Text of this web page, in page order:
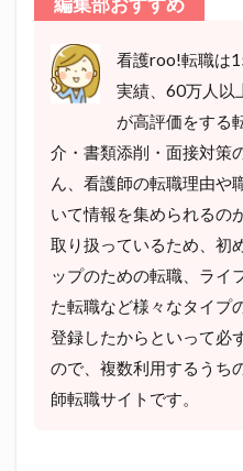
看護roo!転職は
実績、60万人以
が高評価をする
介・書類添削・面接対策
ん、看護師の転職理由や
いて情報を集められるの
取り扱っているため、初
ップのための転職、ライ
た転職など様々なタイプ
登録したからといって必
ので、複数利用するうち
師転職サイトです。